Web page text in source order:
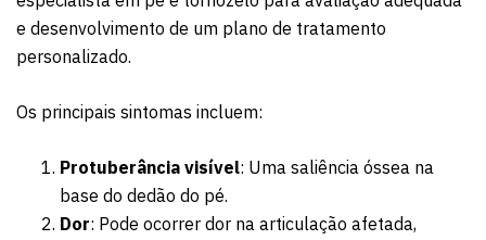
e desenvolvimento de um plano de tratamento
personalizado.
Os principais sintomas incluem:
Protuberância visível: Uma saliência óssea na
base do dedão do pé.
Dor: Pode ocorrer dor na articulação afetada,